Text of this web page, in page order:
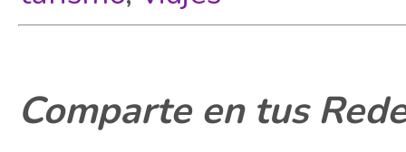
Comparte en tus